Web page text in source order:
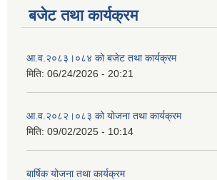
बजेट तथा कार्यक्रम
आ.व.२०८३।०८४ को बजेट तथा कार्यक्रम
मिति: 06/24/2026 - 20:21
आ.व.२०८२।०८३ को योजना तथा कार्यक्रम
मिति: 09/02/2025 - 10:14
बार्षिक योजना तथा कार्यक्रम